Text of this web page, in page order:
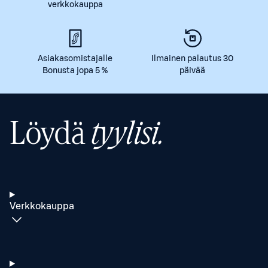
verkkokauppa
Asiakasomistajalle
Bonusta jopa 5 %
Ilmainen palautus 30
päivää
Löydätyylisi.
Verkkokauppa